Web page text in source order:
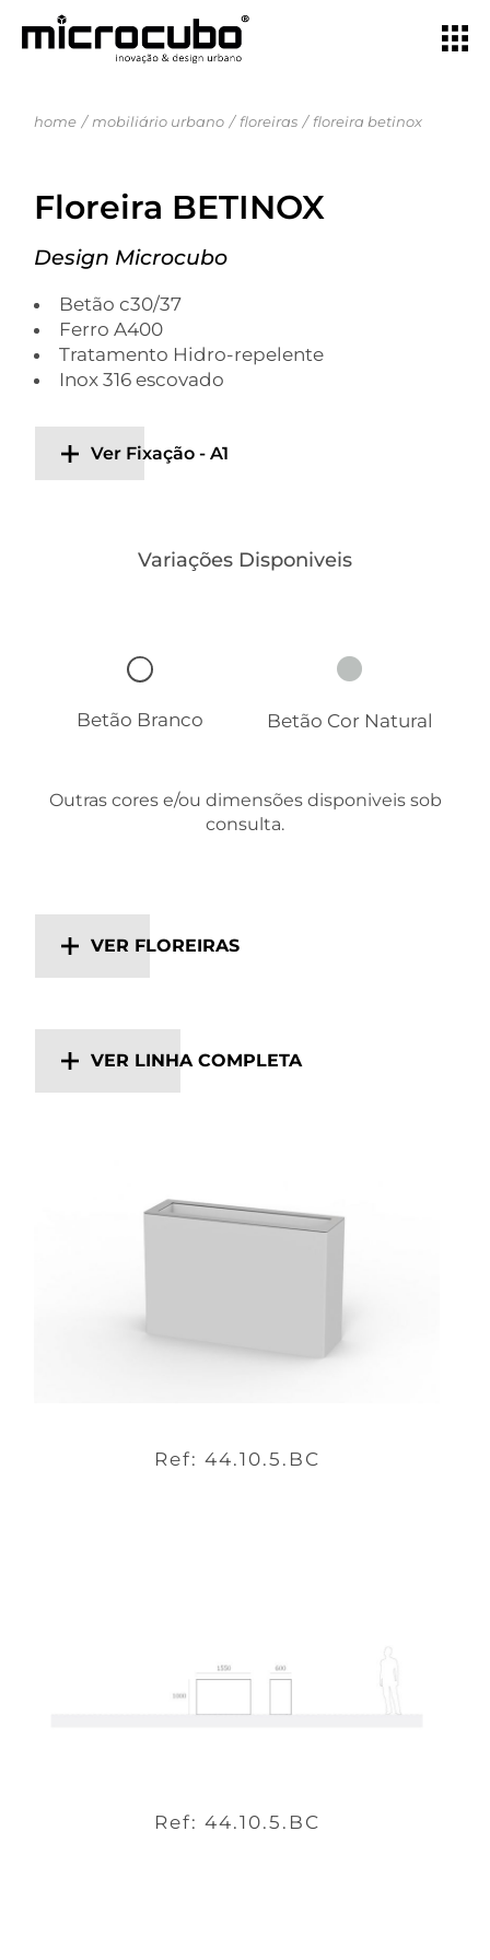
home mobiliário urbano floreiras floreira betinox
Ref: 44.10.5.BC
Ref: 44.10.5.BC
Floreira BETINOX
Design Microcubo
Betão c30/37
Ferro A400
Tratamento Hidro-repelente
Inox 316 escovado
Ver Fixação - A1
Variações Disponiveis
Betão Branco Betão Cor Natural
Outras cores e/ou dimensões disponiveis sob
consulta.
VER FLOREIRAS
VER LINHA COMPLETA